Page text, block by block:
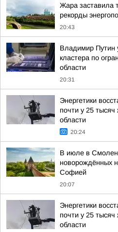
Жара заставила
рекорды
20:43
Владимир Путин
кластера по
области
20:31
Энергетики
почти у 25
области
20:24
В июле в
новорождённых
Софией
20:07
Энергетики
почти у 25
области